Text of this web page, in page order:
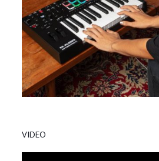
VIDEO